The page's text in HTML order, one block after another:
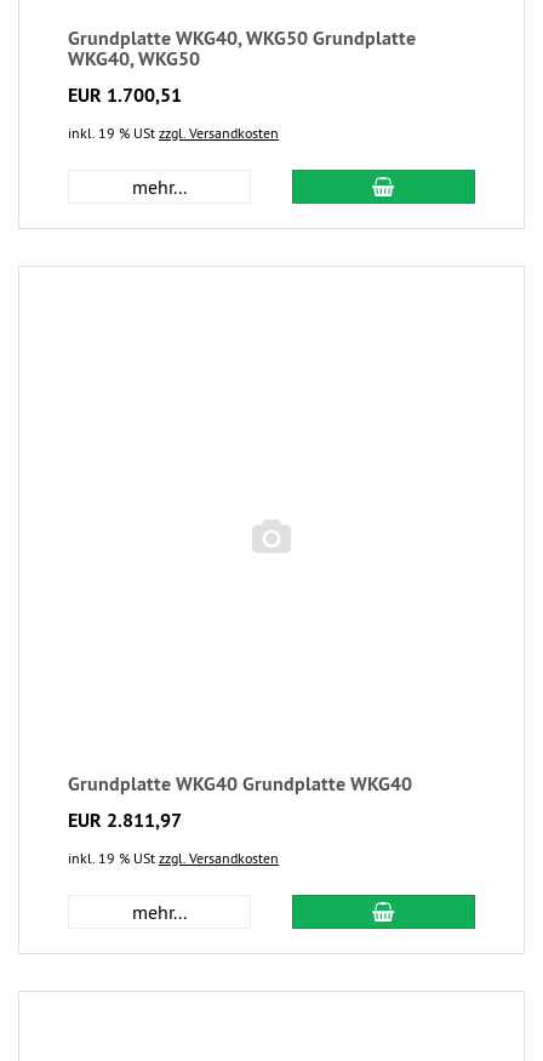
Grundplatte WKG40, WKG50 Grundplatte
WKG40, WKG50
EUR 1.700,51
inkl. 19 % USt zzgl. Versandkosten
mehr...
Grundplatte WKG40 Grundplatte WKG40
EUR 2.811,97
inkl. 19 % USt zzgl. Versandkosten
mehr...